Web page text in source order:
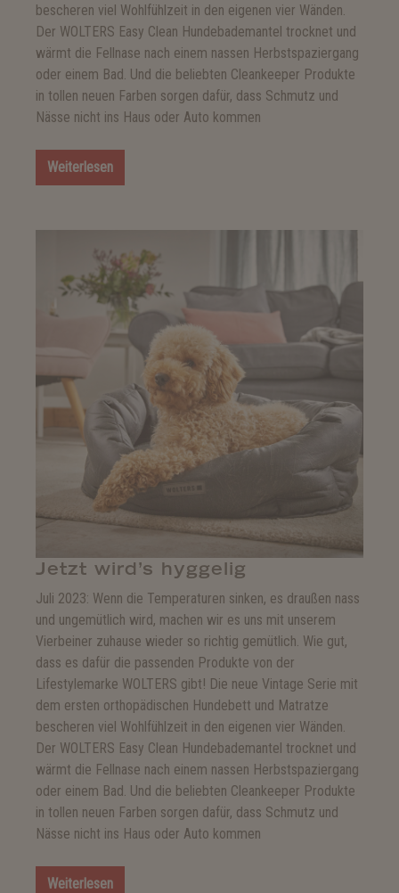
bescheren viel Wohlfühlzeit in den eigenen vier Wänden.
Der WOLTERS Easy Clean Hundebademantel trocknet und
wärmt die Fellnase nach einem nassen Herbstspaziergang
oder einem Bad. Und die beliebten Cleankeeper Produkte
in tollen neuen Farben sorgen dafür, dass Schmutz und
Nässe nicht ins Haus oder Auto kommen
Weiterlesen
Jetzt wird’s hyggelig
Juli 2023: Wenn die Temperaturen sinken, es draußen nass
und ungemütlich wird, machen wir es uns mit unserem
Vierbeiner zuhause wieder so richtig gemütlich. Wie gut,
dass es dafür die passenden Produkte von der
Lifestylemarke WOLTERS gibt! Die neue Vintage Serie mit
dem ersten orthopädischen Hundebett und Matratze
bescheren viel Wohlfühlzeit in den eigenen vier Wänden.
Der WOLTERS Easy Clean Hundebademantel trocknet und
wärmt die Fellnase nach einem nassen Herbstspaziergang
oder einem Bad. Und die beliebten Cleankeeper Produkte
in tollen neuen Farben sorgen dafür, dass Schmutz und
Nässe nicht ins Haus oder Auto kommen
Weiterlesen